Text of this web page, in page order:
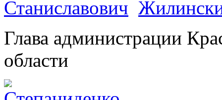
Глава администрации
области